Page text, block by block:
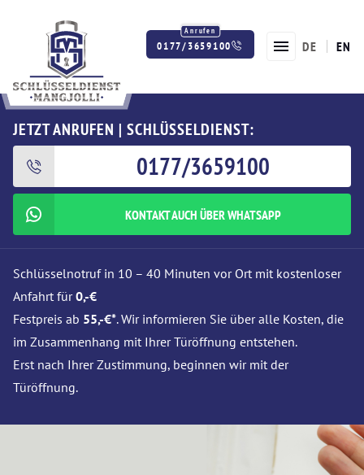
0177/3659100 DE EN
JETZT ANRUFEN | SCHLÜSSELDIENST:
0177/3659100
KONTAKT AUCH ÜBER WHATSAPP
Schlüsselnotruf in 10 – 40 Minuten vor Ort mit kostenloser
Anfahrt für0,-€
Festpreis ab 55,-€*. Wir informieren Sie über alle Kosten, die
im Zusammenhang mit Ihrer Türöffnung entstehen.
Erst nach Ihrer Zustimmung, beginnen wir mit der
Türöffnung.